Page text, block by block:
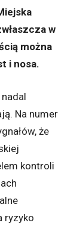
w
można
i nosa.
Na numer
że
kontroli
ryzyko